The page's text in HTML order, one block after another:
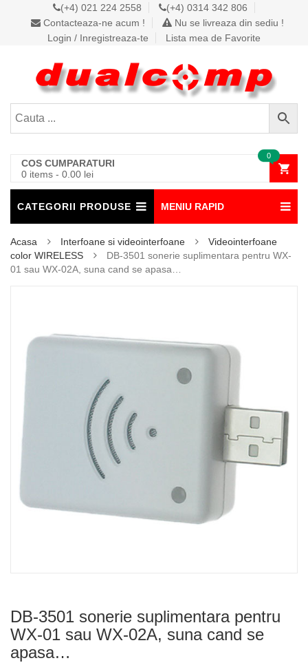
(+4) 021 224 2558
(+4) 0314 342 806
Contacteaza-ne acum !
Nu se livreaza din sediu !
Login / Inregistreaza-te
Lista mea de Favorite
COS CUMPARATURI
0 items - 0.00 lei
0
CATEGORII PRODUSE MENIU RAPID
Acasa Interfoane si videointerfoane
Videointerfoane
color WIRELESS
DB-3501 sonerie suplimentara pentru WX-
01 sau WX-02A, suna cand se apasa…
DB-3501 sonerie suplimentara pentru
WX-01 sau WX-02A, suna cand se
apasa…